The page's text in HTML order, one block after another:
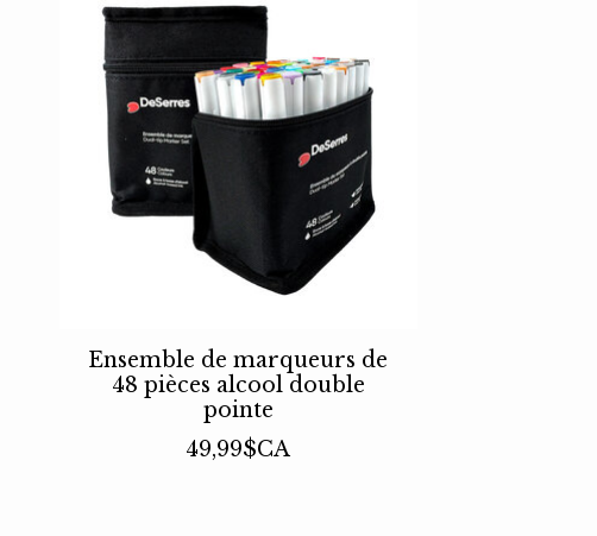
Ensemble de marqueurs de
48 pièces alcool double
pointe
49,99$CA